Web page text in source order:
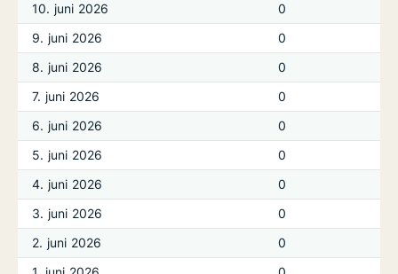
10. juni 2026
0
9. juni 2026
0
8. juni 2026
0
7. juni 2026
0
6. juni 2026
0
5. juni 2026
0
4. juni 2026
0
3. juni 2026
0
2. juni 2026
0